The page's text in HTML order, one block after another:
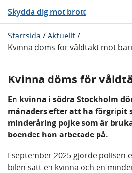
Skydda dig mot brott
Startsida /Aktuellt/
Kvinna döms för våldtäkt mot
Kvinna döms för
En kvinna i södra Stockholm
månaders efter att ha förgripit
minderåring pojke som är
boendet hon arbetade på.
I september 2025 gjorde polisen
bilen satt en kvinna och en